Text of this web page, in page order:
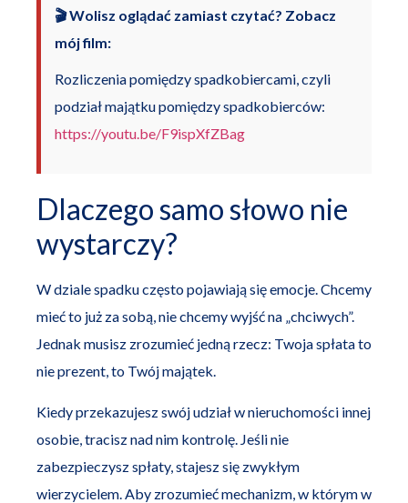
🎬 Wolisz oglądać zamiast czytać? Zobacz
mój film:
Rozliczenia pomiędzy spadkobiercami, czyli
podział majątku pomiędzy spadkobierców:
https://youtu.be/F9ispXfZBag
Dlaczego samo słowo nie
wystarczy?
W dziale spadku często pojawiają się emocje. Chcemy
mieć to już za sobą, nie chcemy wyjść na „chciwych”.
Jednak musisz zrozumieć jedną rzecz: Twoja spłata to
nie prezent, to Twój majątek.
Kiedy przekazujesz swój udział w nieruchomości innej
osobie, tracisz nad nim kontrolę. Jeśli nie
zabezpieczysz spłaty, stajesz się zwykłym
wierzycielem. Aby zrozumieć mechanizm, w którym w